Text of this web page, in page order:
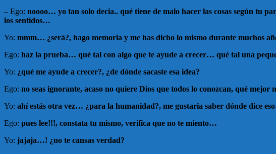
– Ego: noooo… yo tan solo decia.. qué tiene de malo hacer las cosas según tu
los sentidos…
Yo: mmm… ¿será?, hago memoria y me has dicho lo mismo durante muchos
Ego: haz la prueba… qué tal con algo que te ayude a crecer… qué tal una
Yo: ¿qué me ayude a crecer?, ¿de dónde sacaste esa idea?
Ego: no seas ignorante, acaso no quiere Dios que todos lo conozcan, qué
Yo: ahí estás otra vez… ¿para la humanidad?, me gustaria saber dónde dice
Ego: pues lee!!!, constata tu mismo, verifica que no te miento…
Yo: jajaja…! ¿no te cansas verdad?